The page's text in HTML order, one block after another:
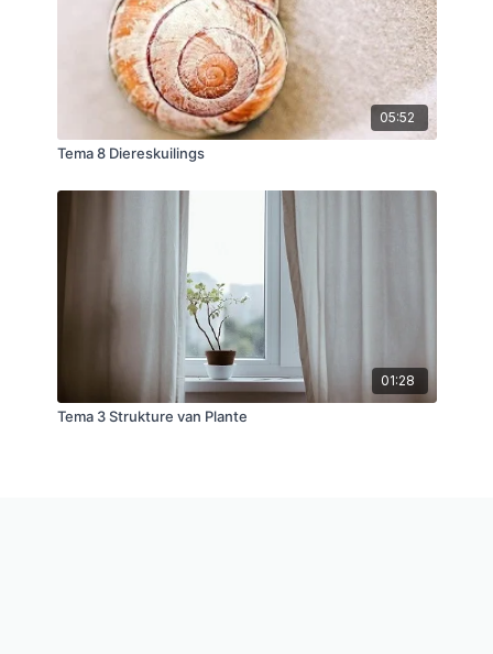
05:52
Tema 8 Diereskuilings
01:28
Tema 3 Strukture van Plante